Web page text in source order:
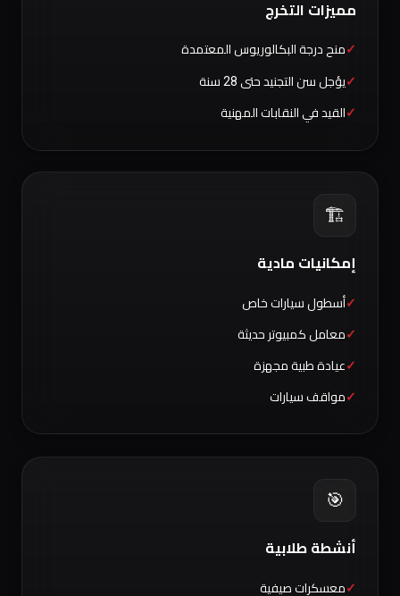
مميزات التخرج
منح درجة البكالوريوس المعتمدة
يؤجل سن التجنيد حتى 28 سنة
القيد في النقابات المهنية
🏗️
إمكانيات مادية
أسطول سيارات خاص
معامل كمبيوتر حديثة
عيادة طبية مجهزة
مواقف سيارات
🎯
أنشطة طلابية
معسكرات صيفية